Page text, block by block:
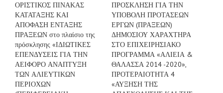
ΟΡΙΣΤΙΚΟΣ ΠΙΝΑΚΑΣ
ΚΑΤΑΤΑΞΗΣ ΚΑΙ
ΑΠΟΦΑΣΗ ΕΝΤΑΞΗΣ
ΠΡΑΞΕΩΝ στο πλαίσιο της
πρόσκλησης «ΙΔΙΩΤΙΚΕΣ
ΕΠΕΝΔΥΣΕΙΣ ΓΙΑ ΤΗΝ
ΑΕΙΦΟΡΟ ΑΝΑΠΤΥΞΗ
ΤΩΝ ΑΛΙΕΥΤΙΚΩΝ
ΠΕΡΙΟΧΩΝ
ΠΡΟΣΚΛΗΣΗ ΓΙΑ ΤΗΝ
ΥΠΟΒΟΛΗ ΠΡΟΤΑΣΕΩΝ
ΕΡΓΩΝ (ΠΡΑΞΕΩΝ)
ΔΗΜΟΣΙΟΥ ΧΑΡΑΧΤΗΡΑ
ΣΤΟ ΕΠΙΧΕΙΡΗΣΙΑΚΟ
ΠΡΟΓΡΑΜΜΑ «ΑΛΙΕΙΑ &
ΘΑΛΑΣΣΑ 2014 -2020»,
ΠΡΟΤΕΡΑΙΟΤΗΤΑ 4
«ΑΥΞΗΣΗ ΤΗΣ